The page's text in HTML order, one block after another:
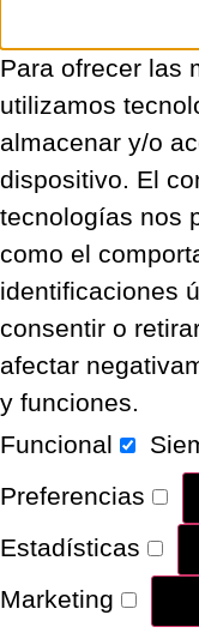
Para ofrecer las
utilizamos
almacenar y/o
dispositivo. El
tecnologías nos
como el
identificaciones
consentir o
afectar
y funciones.
Funcional
Preferencias
Estadísticas
Marketing